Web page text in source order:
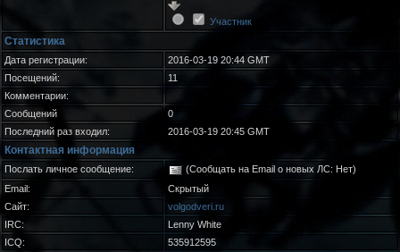
Участник
Статистика
Дата регистрации:
2016-03-19 20:44 GMT
Посещений:
11
Комментарии:
Сообщений
0
Последний раз входил:
2016-03-19 20:45 GMT
Контактная информация
Послать личное сообщение:
(Сообщать на Email о новых ЛС: Нет)
Email:
Скрытый
Сайт:
volgodveri.ru
IRC:
Lenny White
ICQ:
535912595